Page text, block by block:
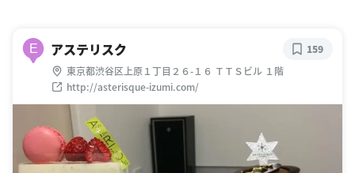
E アステリスク
東京都渋谷区上原１丁目２６-１６ ＴＴＳビル １階
http://asterisque-izumi.com/
159